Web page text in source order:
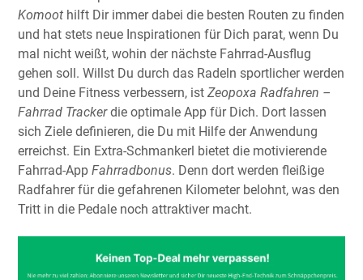
Komoot hilft Dir immer dabei die besten Routen zu finden
und hat stets neue Inspirationen für Dich parat, wenn Du
mal nicht weißt, wohin der nächste Fahrrad-Ausflug
gehen soll. Willst Du durch das Radeln sportlicher werden
und Deine Fitness verbessern, ist Zeopoxa Radfahren –
Fahrrad Trackerdie optimale App für Dich. Dort lassen
sich Ziele definieren, die Du mit Hilfe der Anwendung
erreichst. Ein Extra-Schmankerl bietet die motivierende
Fahrrad-App Fahrradbonus. Denn dort werden fleißige
Radfahrer für die gefahrenen Kilometer belohnt, was den
Tritt in die Pedale noch attraktiver macht.